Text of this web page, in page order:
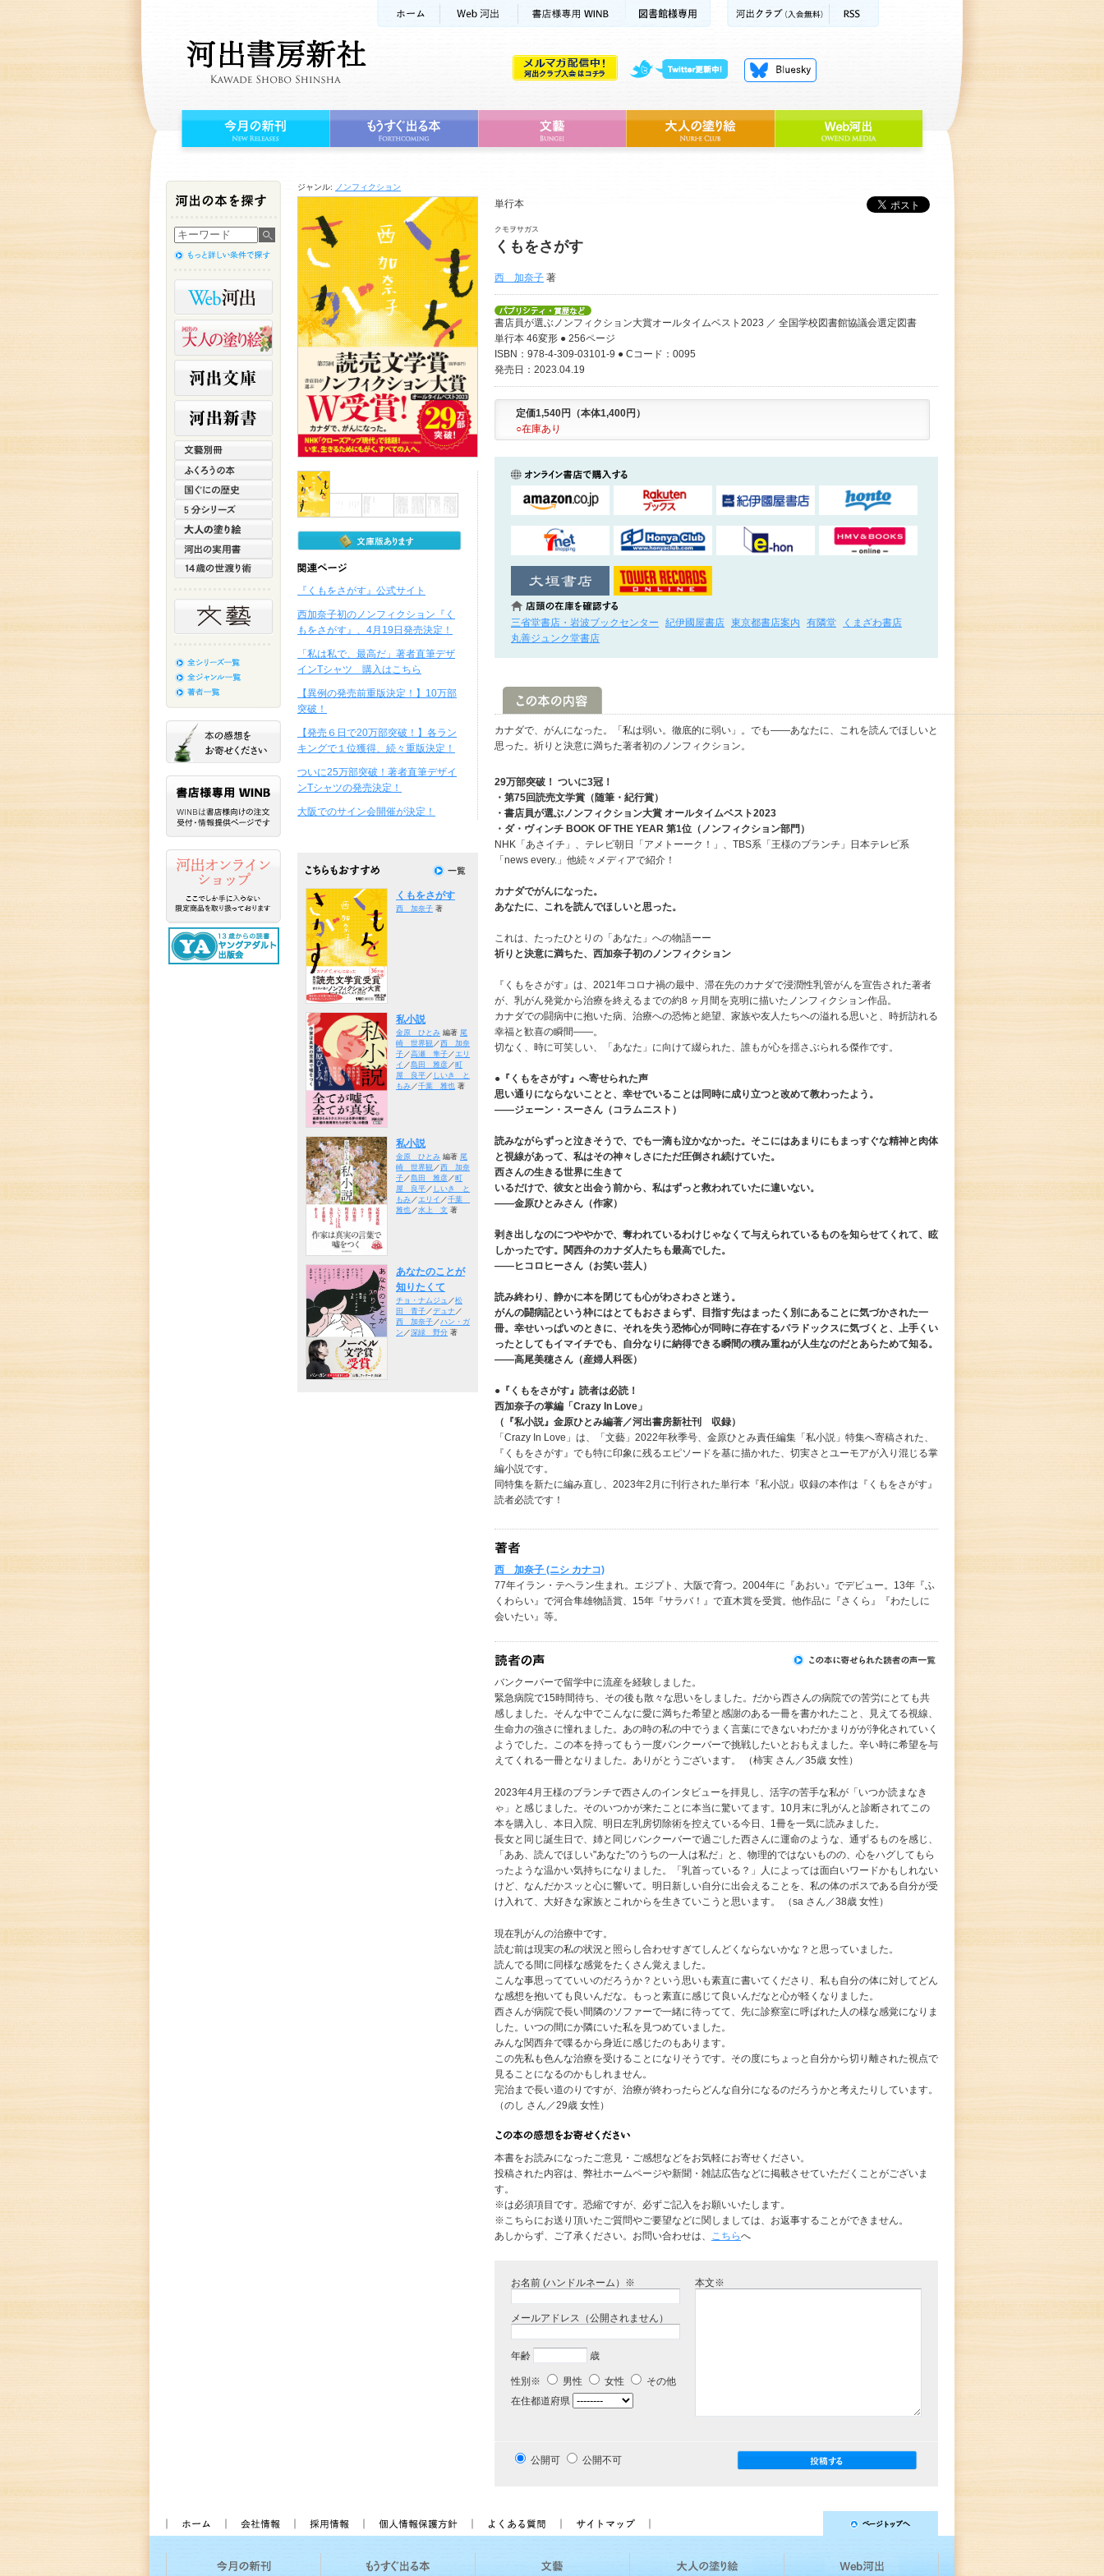
ジャンル: ノンフィクション
単行本
クモヲサガス
くもをさがす
西 加奈子 著
書店員が選ぶノンフィクション大賞オールタイムベスト2023 ／ 全国学校図書館協議会選定図書
単行本 46変形 ● 256ページ
ISBN：978-4-309-03101-9 ● Cコード：0095
発売日：2023.04.19
定価1,540円（本体1,400円）
○在庫あり
三省堂書店・岩波ブックセンター 紀伊國屋書店 東京都書店案内 有隣堂
くまざわ書店
丸善ジュンク堂書店
カナダで、がんになった。「私は弱い。徹底的に弱い」。でも――あなたに、これを読んでほしいと
思った。祈りと決意に満ちた著者初のノンフィクション。
29万部突破！ ついに3冠！
・第75回読売文学賞（随筆・紀行賞）
・書店員が選ぶノンフィクション大賞 オールタイムベスト2023
・ダ・ヴィンチ BOOK OF THE YEAR 第1位（ノンフィクション部門）
NHK「あさイチ」、テレビ朝日「アメトーーク！」、TBS系「王様のブランチ」日本テレビ系
「news every.」他続々メディアで紹介！
カナダでがんになった。
あなたに、これを読んでほしいと思った。
これは、たったひとりの「あなた」への物語ーー
祈りと決意に満ちた、西加奈子初のノンフィクション
『くもをさがす』は、2021年コロナ禍の最中、滞在先のカナダで浸潤性乳管がんを宣告された著者
が、乳がん発覚から治療を終えるまでの約8 ヶ月間を克明に描いたノンフィクション作品。
カナダでの闘病中に抱いた病、治療への恐怖と絶望、家族や友人たちへの溢れる思いと、時折訪れる
幸福と歓喜の瞬間――。
切なく、時に可笑しい、「あなた」に向けて綴られた、誰もが心を揺さぶられる傑作です。
●『くもをさがす』へ寄せられた声
思い通りにならないことと、幸せでいることは同時に成り立つと改めて教わったよう。
――ジェーン・スーさん（コラムニスト）
読みながらずっと泣きそうで、でも一滴も泣かなかった。そこにはあまりにもまっすぐな精神と肉体
と視線があって、私はその神々しさにただ圧倒され続けていた。
西さんの生きる世界に生きて
いるだけで、彼女と出会う前から、私はずっと救われていたに違いない。
――金原ひとみさん（作家）
剥き出しなのにつややかで、奪われているわけじゃなくて与えられているものを知らせてくれて、眩
しかったです。関西弁のカナダ人たちも最高でした。
――ヒコロヒーさん（お笑い芸人）
読み終わり、静かに本を閉じても心がわさわさと迷う。
がんの闘病記という枠にはとてもおさまらず、目指す先はまったく別にあることに気づかされた一
冊。幸せいっぱいのときに、それを失う恐怖心が同時に存在するパラドックスに気づくと、上手くい
ったとしてもイマイチでも、自分なりに納得できる瞬間の積み重ねが人生なのだとあらためて知る。
――高尾美穂さん（産婦人科医）
●『くもをさがす』読者は必読！
西加奈子の掌編「Crazy In Love」
（『私小説』金原ひとみ編著／河出書房新社刊 収録）
「Crazy In Love」は、「文藝」2022年秋季号、金原ひとみ責任編集「私小説」特集へ寄稿された、
『くもをさがす』でも特に印象に残るエピソードを基に描かれた、切実さとユーモアが入り混じる掌
編小説です。
同特集を新たに編み直し、2023年2月に刊行された単行本『私小説』収録の本作は『くもをさがす』
読者必読です！
西 加奈子 (ニシ カナコ)
77年イラン・テヘラン生まれ。エジプト、大阪で育つ。2004年に『あおい』でデビュー。13年『ふ
くわらい』で河合隼雄物語賞、15年『サラバ！』で直木賞を受賞。他作品に『さくら』『わたしに
会いたい』等。
バンクーバーで留学中に流産を経験しました。
緊急病院で15時間待ち、その後も散々な思いをしました。だから西さんの病院での苦労にとても共
感しました。そんな中でこんなに愛に満ちた希望と感謝のある一冊を書かれたこと、見えてる視線、
生命力の強さに憧れました。あの時の私の中でうまく言葉にできないわだかまりがが浄化されていく
ようでした。この本を持ってもう一度バンクーバーで挑戦したいとおもえました。辛い時に希望を与
えてくれる一冊となりました。ありがとうございます。 （柿実 さん／35歳 女性）
2023年4月王様のブランチで西さんのインタビューを拝見し、活字の苦手な私が「いつか読まなき
ゃ」と感じました。そのいつかが来たことに本当に驚いてます。10月末に乳がんと診断されてこの
本を購入し、本日入院、明日左乳房切除術を控えている今日、1冊を一気に読みました。
長女と同じ誕生日で、姉と同じバンクーバーで過ごした西さんに運命のような、通ずるものを感じ、
「ああ、読んでほしい"あなた"のうちの一人は私だ」と、物理的ではないものの、心をハグしてもら
ったような温かい気持ちになりました。「乳首っている？」人によっては面白いワードかもしれない
けど、なんだかスッと心に響いて。明日新しい自分に出会えることを、私の体のボスである自分が受
け入れて、大好きな家族とこれからを生きていこうと思います。 （sa さん／38歳 女性）
現在乳がんの治療中です。
読む前は現実の私の状況と照らし合わせすぎてしんどくならないかな？と思っていました。
読んでる間に同様な感覚をたくさん覚えました。
こんな事思ってていいのだろうか？という思いも素直に書いてくださり、私も自分の体に対してどん
な感想を抱いても良いんだな。もっと素直に感じて良いんだなと心が軽くなりました。
西さんが病院で長い間隣のソファーで一緒に待ってて、先に診察室に呼ばれた人の様な感覚になりま
した。いつの間にか隣にいた私を見つめていました。
みんな関西弁で喋るから身近に感じたのもあります。
この先私も色んな治療を受けることになりそうです。その度にちょっと自分から切り離された視点で
見ることになるのかもしれません。
完治まで長い道のりですが、治療が終わったらどんな自分になるのだろうかと考えたりしています。
（のし さん／29歳 女性）
本書をお読みになったご意見・ご感想などをお気軽にお寄せください。
投稿された内容は、弊社ホームページや新聞・雑誌広告などに掲載させていただくことがございま
す。
※は必須項目です。恐縮ですが、必ずご記入をお願いいたします。
※こちらにお送り頂いたご質問やご要望などに関しましては、お返事することができません。
あしからず、ご了承ください。お問い合わせは、 こちらへ
お名前 (ハンドルネーム）※
メールアドレス（公開されません）
年齢 歳
性別※ 男性 女性
その他
在住都道府県
本文※
公開可 公開不可
『くもをさがす』公式サイト
西加奈子初のノンフィクション『く
もをさがす』、4月19日発売決定！
「私は私で、最高だ」著者直筆デザ
インTシャツ 購入はこちら
【異例の発売前重版決定！】10万部
突破！
【発売６日で20万部突破！】各ラン
キングで１位獲得、続々重版決定！
ついに25万部突破！著者直筆デザイ
ンTシャツの発売決定！
大阪でのサイン会開催が決定！
くもをさがす
西 加奈子 著
私小説
金原 ひとみ 編著 尾
崎 世界観／西 加奈
子／高瀬 隼子／エリ
イ ／島田 雅彦／町
屋 良平／ しいき と
もみ／千葉 雅也 著
私小説
金原 ひとみ 編著 尾
崎 世界観／西 加奈
子／島田 雅彦／町
屋 良平／ しいき と
もみ／エリイ ／千葉
雅也／水上 文 著
あなたのことが
知りたくて
チョ・ナムジュ ／松
田 青子／デュナ ／
西 加奈子／ハン・ガ
ン ／深緑 野分 著